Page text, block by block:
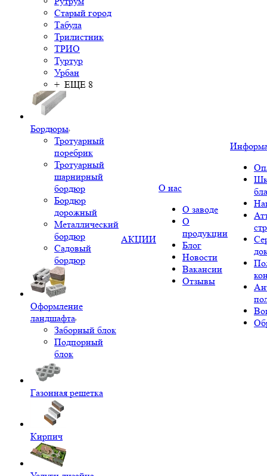
Старый город
Табула
Трилистник
ТРИО
Туртур
Урбан
+ ЕЩЕ 8
Бордюры
Тротуарный
поребрик
Тротуарный
шарнирный
бордюр
Бордюр
дорожный
Металлический
бордюр
Садовый
бордюр
Оформление
ландшафта
Заборный блок
Подпорный
блок
Газонная решетка
Кирпич
АКЦИИ
О нас
О заводе
О
продукции
Блог
Новости
Вакансии
Отзывы